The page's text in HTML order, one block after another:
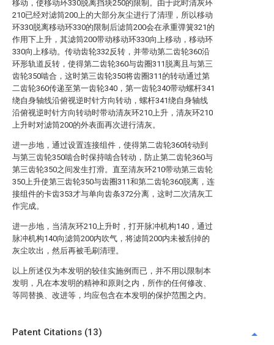
移动，使移动环330脱离挡块250的限制。由于此时清灰环
210已经对滤筒200上的大部分灰尘进行了清理，所以移动
环330脱离移动环330的限制后滤筒200会在承重弹簧321的
作用下上升，其滤筒200带动移动环330向上移动，移动环
330向上移动。传动齿轮332反转，并带动第二齿轮360沿
环形轨道反转，使得第二齿轮360与齿圈311脱离且与第三
齿轮350啮合，这时第三齿轮350将齿圈311的转动通过第
二齿轮360传递至第一齿轮340，第一齿轮340带动螺杆341
绕自身轴线沿俯视逆时针方向转动，螺杆341绕自身轴线
沿俯视逆时针方向转动时带动清灰环210上升，清灰环210
上升时对滤筒200的外表面再次进行清灰。
进一步地，通过设置连接组件，使得第二齿轮360转动到
与第三齿轮350啮合时保持啮合转动，防止第二齿轮360与
第三齿轮350之间发生打滑。直至清灰环210带动第三齿轮
350上升使第三齿轮350与齿圈311和第二齿轮360脱离，连
接组件的卡齿353才与单向齿条372分离，这时二次清灰工
作完成。
进一步地，当清灰环210上升时，打开脉冲机构140，通过
脉冲机构140向滤筒200内吹气，将滤筒200内未被刮掉的
灰尘吹出，然后再被毛刷清理。
以上所述仅为本发明的较佳实施例而已，并不用以限制本
发明，凡在本发明的精神和原则之内，所作的任何修改、
等同替换、改进等，均应包含在本发明的保护范围之内。
Patent Citations (13)